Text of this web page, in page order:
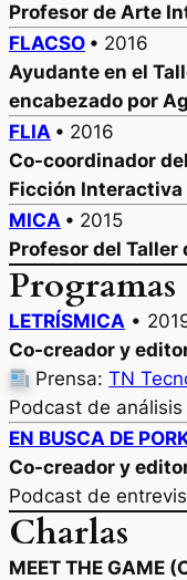
Profesor de Arte
FLACSO • 2016
Ayudante en el
encabezado por
FLIA • 2016
Co-coordinador
Ficción Interactiva
MICA • 2015
Profesor del Taller
Programas
LETRÍSMICA •
Co-creador y
Prensa:TN
Podcast de
EN BUSCA DE
Co-creador y
Podcast de
Charlas
MEET THE GAME